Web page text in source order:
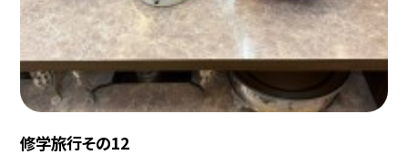
修学旅行その12